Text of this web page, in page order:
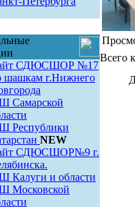
СДЮСШОР №17
шашкам г.Нижнего
Самарской
Республики
NEW
СДЮСШОР№9 г.
Калуги и области
Московской
Всего